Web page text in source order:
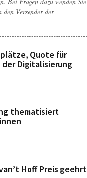
den Versender der
Quote für
Digitalisierung
thematisiert
Hoff Preis geehrt